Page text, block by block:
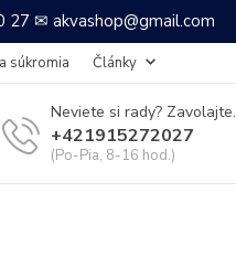
✉ akvashop@gmail.com
súkromia Články
Neviete si rady? Zavolajte.
+421915272027
(Po-Pia, 8-16 hod.)